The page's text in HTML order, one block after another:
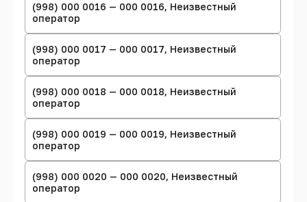
(998) 000 0016 — 000 0016, Неизвестный
оператор
(998) 000 0017 — 000 0017, Неизвестный
оператор
(998) 000 0018 — 000 0018, Неизвестный
оператор
(998) 000 0019 — 000 0019, Неизвестный
оператор
(998) 000 0020 — 000 0020, Неизвестный
оператор